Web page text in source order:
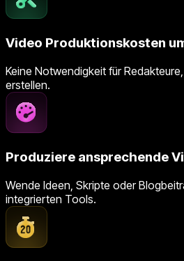
Video Produktionskosten
Keine Notwendigkeit für
erstellen.
Produziere ansprechende
Wende Ideen, Skripte oder
integrierten Tools.